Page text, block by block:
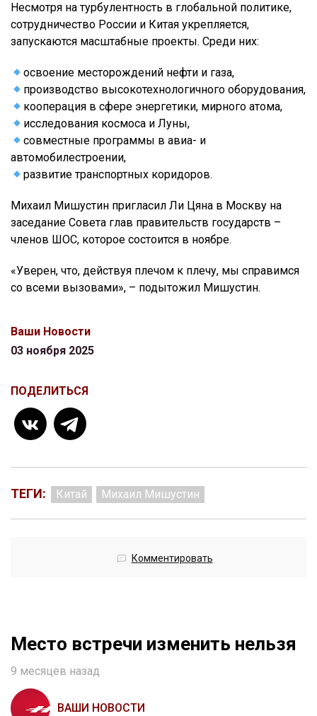
Несмотря на турбулентность в глобальной политике,
сотрудничество России и Китая укрепляется,
запускаются масштабные проекты. Среди них:
освоение месторождений нефти и газа,
производство высокотехнологичного оборудования,
кооперация в сфере энергетики, мирного атома,
исследования космоса и Луны,
совместные программы в авиа- и
автомобилестроении,
развитие транспортных коридоров.
Михаил Мишустин пригласил Ли Цяна в Москву на
заседание Совета глав правительств государств –
членов ШОС, которое состоится в ноябре.
«Уверен, что, действуя плечом к плечу, мы справимся
со всеми вызовами», – подытожил Мишустин.
Ваши Новости
03 ноября 2025
ПОДЕЛИТЬСЯ
ТЕГИ: Китай Михаил Мишустин
Комментировать
Место встречи изменить нельзя
9 месяцев назад
ВАШИ НОВОСТИ